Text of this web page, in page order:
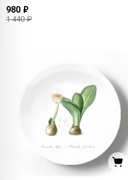
980 ₽
1 440 ₽